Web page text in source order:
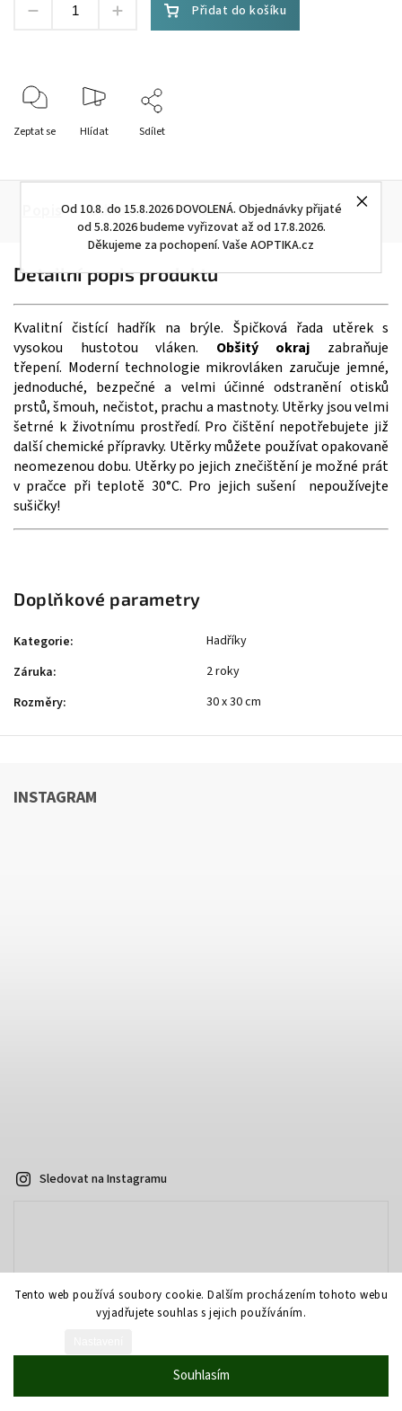
Tento web používá soubory cookie. Dalším procházením tohoto webu
vyjadřujete souhlas s jejich používáním.
Souhlasím
Od 10.8. do 15.8.2026 DOVOLENÁ. Objednávky přijaté
od 5.8.2026 budeme vyřizovat až od 17.8.2026.
Děkujeme za pochopení. Vaše AOPTIKA.cz
Přidat do košíku
Zeptat se Hlídat Sdílet
Popis Hodnocení Diskuze
Detailní popis produktu
Kvalitní čistící hadřík na brýle. Špičková řada utěrek s
vysokou hustotou vláken. Obšitý okraj zabraňuje
třepení. Moderní technologie mikrovláken zaručuje jemné,
jednoduché, bezpečné a velmi účinné odstranění otisků
prstů, šmouh, nečistot, prachu a mastnoty. Utěrky jsou velmi
šetrné k životnímu prostředí. Pro čištění nepotřebujete již
další chemické přípravky. Utěrky můžete používat opakovaně
neomezenou dobu. Utěrky po jejich znečištění je možné prát
v pračce při teplotě 30°C. Pro jejich sušení nepoužívejte
sušičky!
Doplňkové parametry
Kategorie:
Hadříky
Záruka:
2 roky
Rozměry: 30 x 30 cm
INSTAGRAM
Sledovat na Instagramu
Vytvořil Shoptet